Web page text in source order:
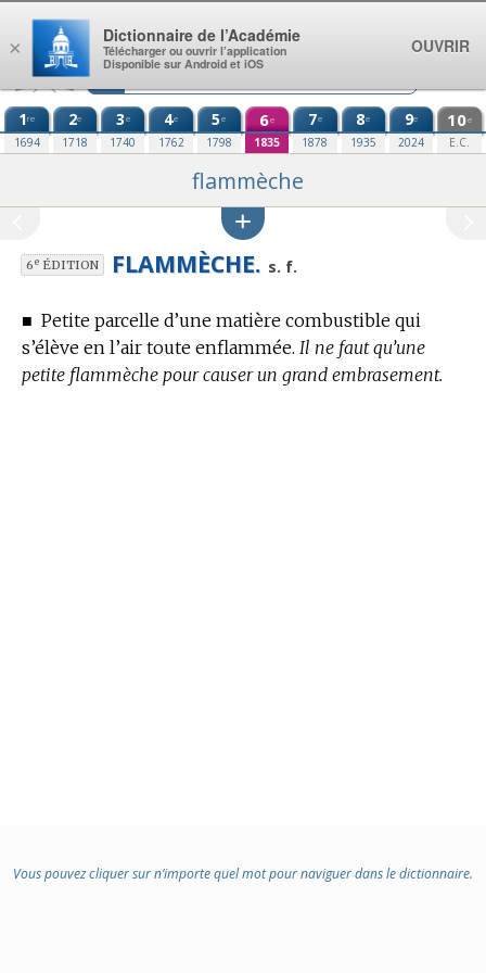
Aller au contenu
1re
1694
2e
1718
3e
1740
4e
1762
5e
1798
6e
1835
7e
1878
8e
1935
9e
2024
10e
E.C.
flammèche
6eÉDITION FLAMMÈCHE. s. f.
■ Petite parcelle d’une matière combustible qui
s’élève en l’air toute enflammée. Il ne faut qu’une
petite flammèche pour causer un grand embrasement.
Vous pouvez cliquer sur n’importe quel mot pour naviguer dans le dictionnaire.
×
Dictionnaire de l’Académie
Télécharger ou ouvrir l’application
Disponible sur Android et iOS
OUVRIR